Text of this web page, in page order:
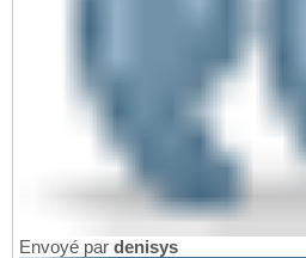
Envoyé par denisys